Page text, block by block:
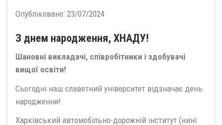
Опубліковано: 23/07/2024
З днем народження, ХНАДУ!
Шановні викладачі, співробітники і здобувачі
вищої освіти!
Сьогодні наш славетний університет відзначає день
народження!
Харківський автомобільно-дорожній інститут (нині